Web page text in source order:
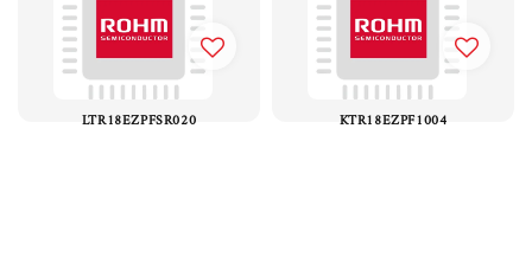
LTR18EZPFSR020 KTR18EZPF1004